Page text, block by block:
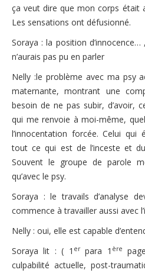
ça veut dire que mon corps était
Les sensations ont défusionné.
Soraya : la position
n’aurais pas pu en parler
Nelly :le problème avec ma psy
maternante, montrant une
besoin de ne pas subir, d’avoir,
qui me renvoie à moi-même,
l’innocentation forcée. Celui
tout ce qui est de l’inceste et
Souvent le groupe de parole
qu’avec le psy.
Soraya : le travails d’analyse
commence à travailler aussi avec
Nelly : oui, elle est capable
Soraya lit : ( 1 erpara 1 ère
culpabilité actuelle, post-